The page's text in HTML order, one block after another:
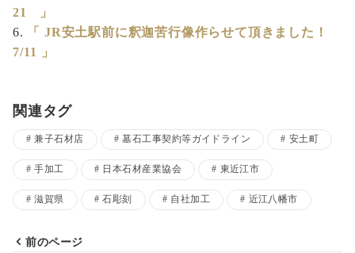
21 」
「 JR安土駅前に釈迦苦行像作らせて頂きました！
7/11 」
関連タグ
兼子石材店 墓石工事契約等ガイドライン 安土町
手加工 日本石材産業協会 東近江市
滋賀県 石彫刻 自社加工 近江八幡市
前のページ